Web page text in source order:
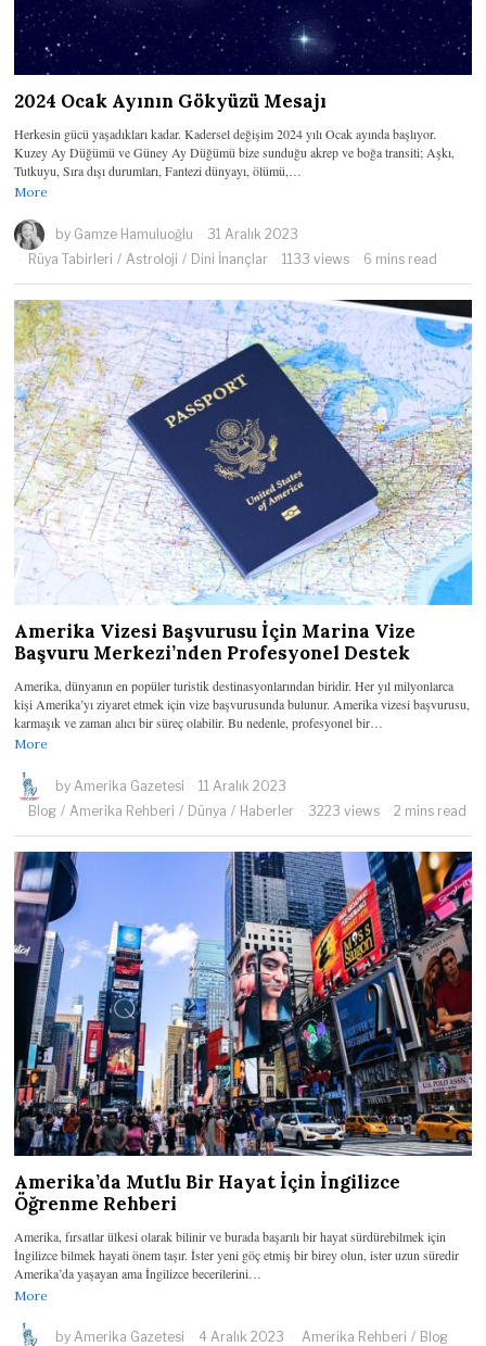
2024 Ocak Ayının Gökyüzü Mesajı
Herkesin gücü yaşadıkları kadar. Kadersel değişim 2024 yılı Ocak ayında başlıyor.
Kuzey Ay Düğümü ve Güney Ay Düğümü bize sunduğu akrep ve boğa transiti; Aşkı,
Tutkuyu, Sıra dışı durumları, Fantezi dünyayı, ölümü,…
More
by Gamze Hamuluoğlu
31 Aralık 2023
Rüya Tabirleri / Astroloji / Dini İnançlar 1133 views 6 mins read
Amerika Vizesi Başvurusu İçin Marina Vize
Başvuru Merkezi’nden Profesyonel Destek
Amerika, dünyanın en popüler turistik destinasyonlarından biridir. Her yıl milyonlarca
kişi Amerika’yı ziyaret etmek için vize başvurusunda bulunur. Amerika vizesi başvurusu,
karmaşık ve zaman alıcı bir süreç olabilir. Bu nedenle, profesyonel bir…
More
by Amerika Gazetesi
11 Aralık 2023
Blog / Amerika Rehberi / Dünya / Haberler 3223 views 2 mins read
Amerika’da Mutlu Bir Hayat İçin İngilizce
Öğrenme Rehberi
Amerika, fırsatlar ülkesi olarak bilinir ve burada başarılı bir hayat sürdürebilmek için
İngilizce bilmek hayati önem taşır. İster yeni göç etmiş bir birey olun, ister uzun süredir
Amerika’da yaşayan ama İngilizce becerilerini…
More
byAmerika Gazetesi 4 Aralık 2023 Amerika Rehberi / Blog